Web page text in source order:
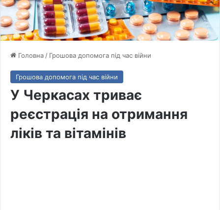
Головна / Грошова допомога під час війни
Грошова допомога під час війни
У Черкасах триває
реєстрація на отримання
ліків та вітамінів